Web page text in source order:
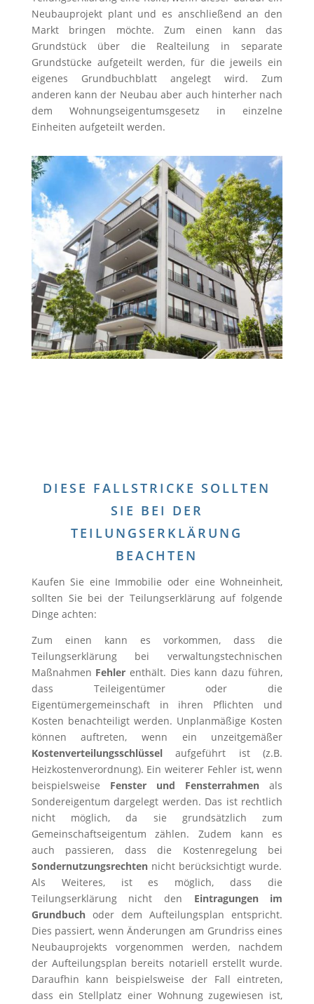
Neubauprojekt plant und es anschließend an den
Markt bringen möchte. Zum einen kann das
Grundstück über die Realteilung in separate
Grundstücke aufgeteilt werden, für die jeweils ein
eigenes Grundbuchblatt angelegt wird. Zum
anderen kann der Neubau aber auch hinterher nach
dem Wohnungseigentumsgesetz in einzelne
Einheiten aufgeteilt werden.
DIESE FALLSTRICKE SOLLTEN
SIE BEI DER
TEILUNGSERKLÄRUNG
BEACHTEN
Kaufen Sie eine Immobilie oder eine Wohneinheit,
sollten Sie bei der Teilungserklärung auf folgende
Dinge achten:
Zum einen kann es vorkommen, dass die
Teilungserklärung bei verwaltungstechnischen
Maßnahmen Fehler enthält. Dies kann dazu führen,
dass Teileigentümer oder die
Eigentümergemeinschaft in ihren Pflichten und
Kosten benachteiligt werden. Unplanmäßige Kosten
können auftreten, wenn ein unzeitgemäßer
Kostenverteilungsschlüsselaufgeführt ist (z.B.
Heizkostenverordnung). Ein weiterer Fehler ist, wenn
beispielsweise Fenster und Fensterrahmenals
Sondereigentum dargelegt werden. Das ist rechtlich
nicht möglich, da sie grundsätzlich zum
Gemeinschaftseigentum zählen. Zudem kann es
auch passieren, dass die Kostenregelung bei
Sondernutzungsrechtennicht berücksichtigt wurde.
Als Weiteres, ist es möglich, dass die
Teilungserklärung nicht den Eintragungen im
Grundbuchoder dem Aufteilungsplan entspricht.
Dies passiert, wenn Änderungen am Grundriss eines
Neubauprojekts vorgenommen werden, nachdem
der Aufteilungsplan bereits notariell erstellt wurde.
Daraufhin kann beispielsweise der Fall eintreten,
dass ein Stellplatz einer Wohnung zugewiesen ist,